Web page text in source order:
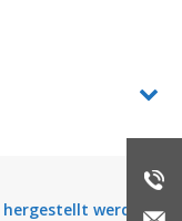
Point-and-Print Gruppenrichtlinie